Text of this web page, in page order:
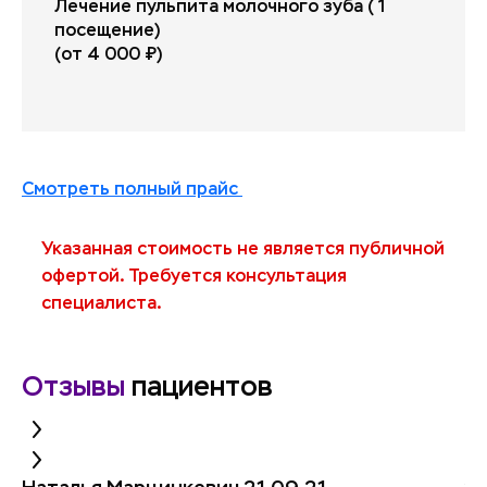
Лечение пульпита молочного зуба ( 1
посещение)
(от 4 000 ₽)
Смотреть полный прайс
Указанная стоимость не является публичной
офертой. Требуется консультация
специалиста.
Отзывы пациентов